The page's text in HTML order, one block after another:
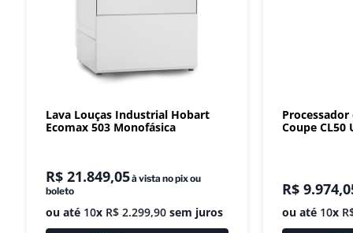
Lava Louças Industrial Hobart
Ecomax 503 Monofásica
R$ 21.849,05à vista no pix ou
boleto
ou até 10x R$ 2.299,90 sem juros
Coupe CL50
R$ 9.974,
ou até 10x